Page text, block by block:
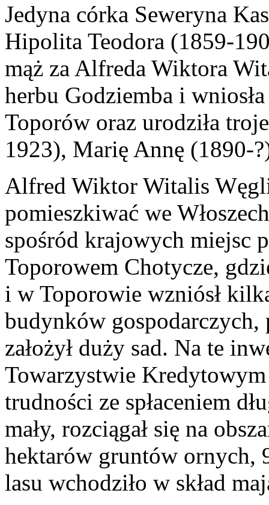
Jedyna córka Seweryna
Hipolita Teodora (1859-
mąż za Alfreda Wiktora
herbu Godziemba i
Toporów oraz urodziła
1923), Marię Annę
Alfred Wiktor Witalis
pomieszkiwać we
spośród krajowych miejsc
Toporowem Chotycze,
i w Toporowie wzniósł
budynków gospodarczych,
założył duży sad. Na te
Towarzystwie
trudności ze spłaceniem
mały, rozciągał się na
hektarów gruntów ornych,
lasu wchodziło w skład